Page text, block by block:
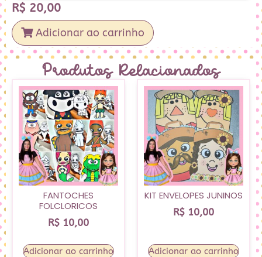
R$ 20,00
Adicionar ao carrinho
Produtos Relacionados
FANTOCHES
FOLCLORICOS
R$ 10,00
Adicionar ao carrinho
KIT ENVELOPES JUNINOS
R$ 10,00
Adicionar ao carrinho